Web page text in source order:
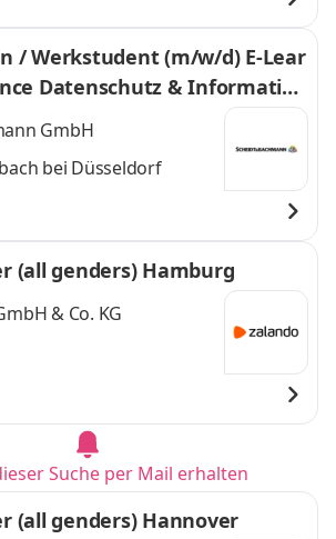
/ Werkstudent (m/w/d) E-Lear
Datenschutz & Information
GmbH
bei Düsseldorf
(all genders) Hamburg
& Co. KG
Suche per Mail erhalten
(all genders) Hannover